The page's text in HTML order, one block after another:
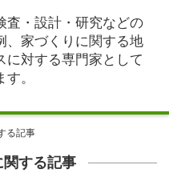
査・設計・研究などの
、家づくりに関する地
に対する専門家として
。
る記事
関する記事